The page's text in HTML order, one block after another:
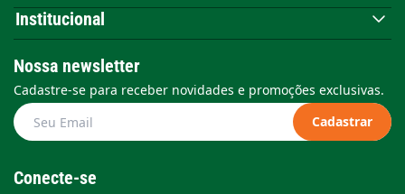
Institucional
Nossa newsletter
Cadastre-se para receber novidades e promoções exclusivas.
Cadastrar
Conecte-se